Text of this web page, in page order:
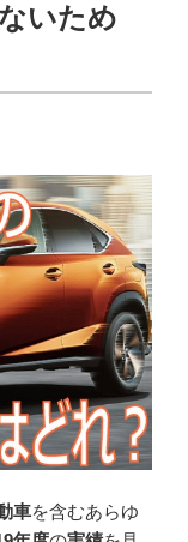
いため
車を含むあらゆ